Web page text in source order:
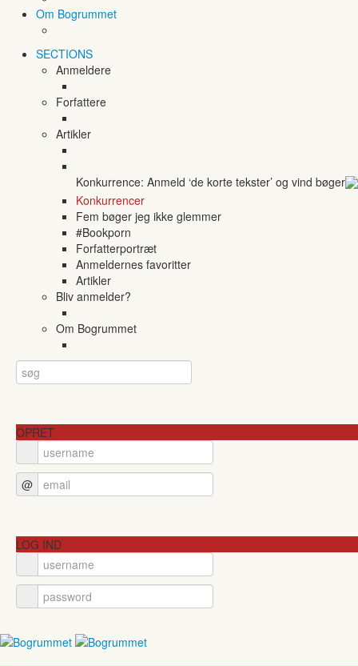
Om Bogrummet
SECTIONS
Anmeldere
Forfattere
Artikler
Konkurrence: Anmeld ‘de korte tekster’ og vind bøger
Konkurrencer
Fem bøger jeg ikke glemmer
#Bookporn
Forfatterportræt
Anmeldernes favoritter
Artikler
Bliv anmelder?
Om Bogrummet
OPRET
@
LOG IND